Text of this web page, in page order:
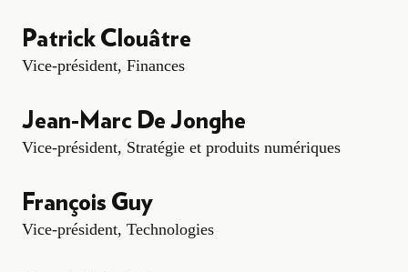
Patrick Clouâtre
Vice-président, Finances
Jean-Marc De Jonghe
Vice-président, Stratégie et produits numériques
François Guy
Vice-président, Technologies